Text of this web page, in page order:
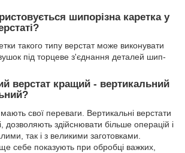
шипорізна каретка у
такого типу верстат може виконувати
під торцеве з'єднання деталей шип-
верстат кращий - вертикальний
свої переваги. Вертикальні верстати
дозволяють здійснювати більше операцій і
так і з великими заготовками.
себе показують при обробці важких,